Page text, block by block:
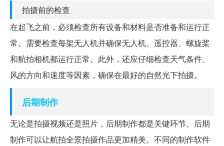
拍摄前的检查
在起飞之前，必须检查所有设备和材料是否准备和运行正
常。需要检查每架无人机并确保无人机、遥控器、螺旋桨
和航拍相机都运行正常。此外，还应仔细检查天气条件、
风的方向和速度等因素，确保在最好的自然光下拍摄。
后期制作
无论是拍摄视频还是照片，后期制作都是关键环节。后期
制作可以让航拍全景拍摄作品更加精美。不同的制作软件